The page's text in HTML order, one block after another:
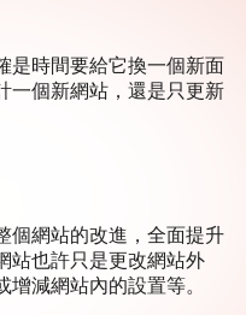
是時間要給它換一個新面
一個新網站，還是只更新
個網站的改進，全面提升
站也許只是更改網站外
減網站內的設置等。